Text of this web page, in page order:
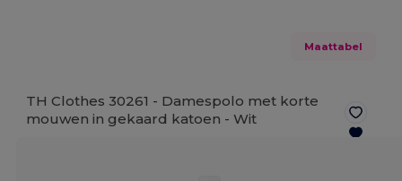
Maattabel
TH Clothes 30261 - Damespolo met korte
mouwen in gekaard katoen -Wit